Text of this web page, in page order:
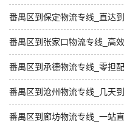
番禺区到保定物流专线_直达
番禺区到张家口物流专线_高
番禺区到承德物流专线_零担
番禺区到沧州物流专线_几天
番禺区到廊坊物流专线_一站